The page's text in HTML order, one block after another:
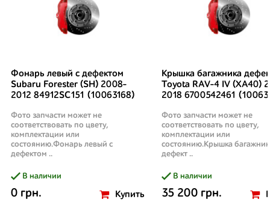
Фонарь левый с дефектом
Subaru Forester (SH) 2008-
2012 84912SC151 (10063168)
Фото запчасти может не
соответствовать по цвету,
комплектации или
состоянию.Фонарь левый с
дефектом ..
В наличии
0 грн. Купить
Крышка багажника
Toyota RAV-4 IV (XA40)
2018 6700542461
Фото запчасти может не
соответствовать по цвету,
комплектации или
состоянию.Крышка
дефект ..
В наличии
35 200 грн.